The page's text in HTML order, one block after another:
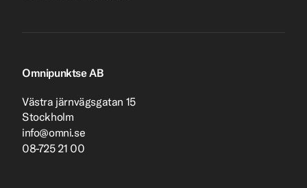
Omnipunktse AB
Västra järnvägsgatan 15
Stockholm
info@omni.se
08-725 21 00